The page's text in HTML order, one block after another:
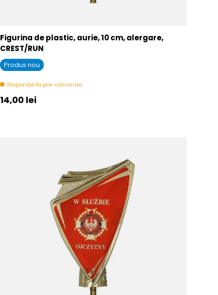
Figurina de plastic, aurie, 10 cm, alergare,
CREST/RUN
Produs nou
Disponibil la pre-comanda
Pret initial
14,00 lei